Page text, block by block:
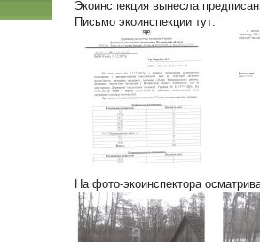
Экоинспекция вынесла
Письмо экоинспекции тут:
На фото-экоинспектора